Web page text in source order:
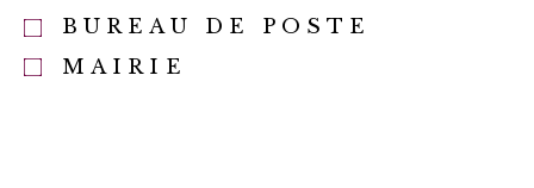
BUREAU DE POSTE
MAIRIE